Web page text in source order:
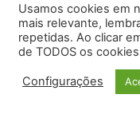
LinkedIn
e
Usamos cookies em
mais relevante,
repetidas. Ao clicar
de TODOS os
Configurações